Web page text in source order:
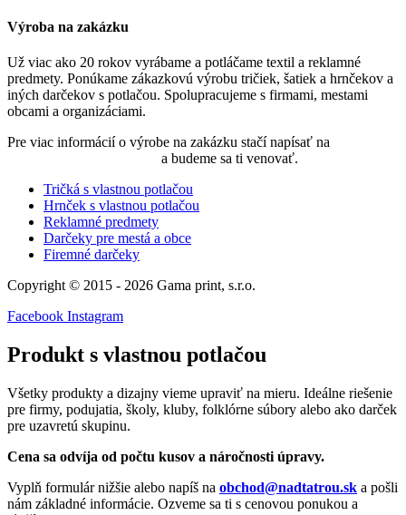
Výroba na zakázku
Už viac ako 20 rokov vyrábame a potláčame textil a reklamné
predmety. Ponúkame zákazkovú výrobu tričiek, šatiek a hrnčekov a
iných darčekov s potlačou. Spolupracujeme s firmami, mestami
obcami a organizáciami.
Pre viac informácií o výrobe na zakázku stačí napísať na
a budeme sa ti venovať.
Tričká s vlastnou potlačou
Hrnček s vlastnou potlačou
Reklamné predmety
Darčeky pre mestá a obce
Firemné darčeky
Copyright © 2015 - 2026 Gama print, s.r.o.
Facebook Instagram
Produkt s vlastnou potlačou
Všetky produkty a dizajny vieme upraviť na mieru. Ideálne riešenie
pre firmy, podujatia, školy, kluby, folklórne súbory alebo ako darček
pre uzavretú skupinu.
Cena sa odvíja od počtu kusov a náročnosti úpravy.
Vyplň formulár nižšie alebo napíš na obchod@nadtatrou.sk a pošli
nám základné informácie. Ozveme sa ti s cenovou ponukou a